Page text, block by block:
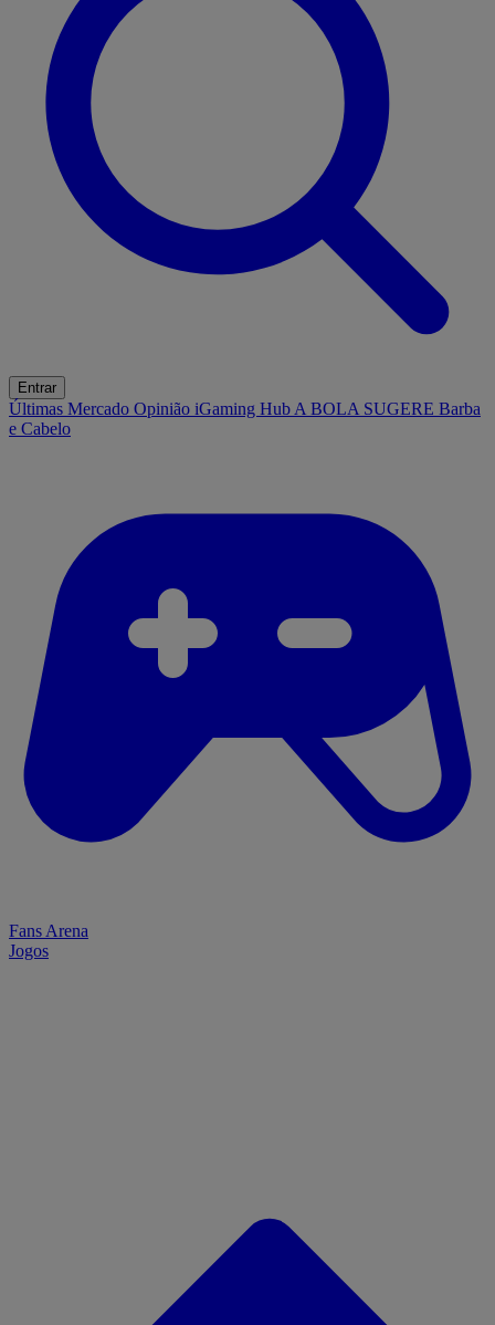
Entrar
Últimas Mercado Opinião iGaming Hub A BOLA SUGERE Barba
e Cabelo
Fans Arena
Jogos